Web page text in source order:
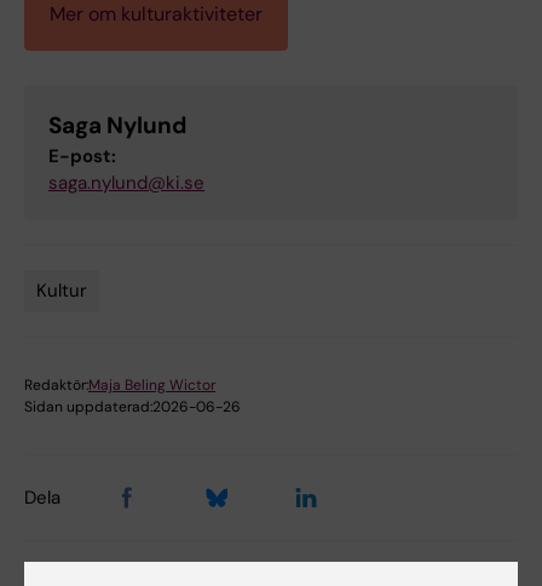
Mer om kulturaktiviteter
Saga Nylund
E-post:
saga.nylund@ki.se
Kultur
Redaktör:Maja Beling Wictor
Sidan uppdaterad:2026-06-26
Dela